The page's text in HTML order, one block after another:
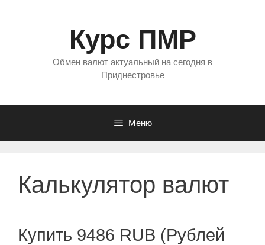
Курс ПМР
Обмен валют актуальный на сегодня в
Приднестровье
Меню
Калькулятор валют
Купить 9486 RUB (Рублей